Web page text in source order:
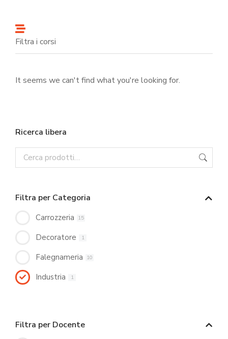
Filtra i corsi
It seems we can't find what you're looking for.
Ricerca libera
Filtra per Categoria
Carrozzeria 15
Decoratore 1
Falegnameria 10
Industria 1
Filtra per Docente